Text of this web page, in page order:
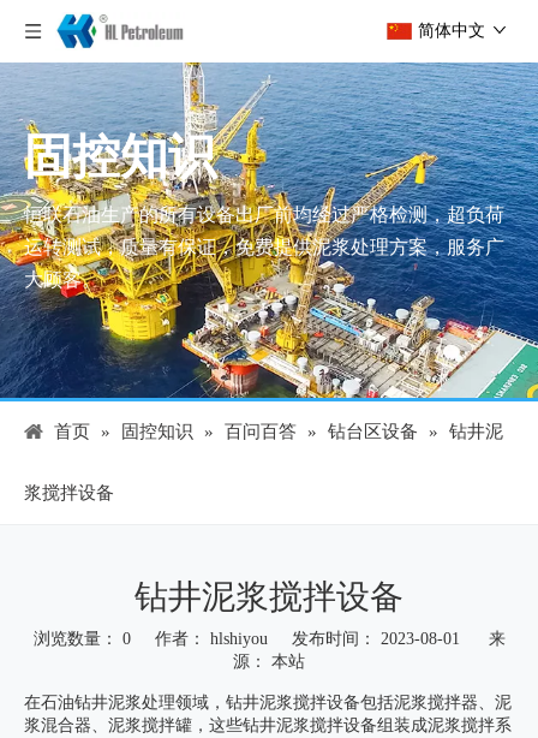
简体中文
固控知识
恒联石油生产的所有设备出厂前均经过严格检测，超负荷
运转测试，质量有保证，免费提供泥浆处理方案，服务广
大顾客。
首页 » 固控知识 » 百问百答 » 钻台区设备 » 钻井泥
浆搅拌设备
钻井泥浆搅拌设备
浏览数量： 0作者： hlshiyou 发布时间： 2023-08-01 来
源： 本站
["wechat","weibo","qzone","douban","email"]
在石油钻井泥浆处理领域，钻井泥浆搅拌设备包括泥浆搅拌器、泥
浆混合器、泥浆搅拌罐，这些钻井泥浆搅拌设备组装成泥浆搅拌系